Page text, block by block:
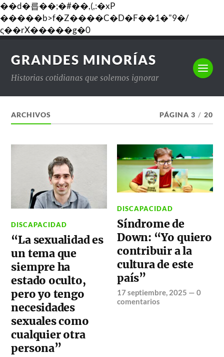
��d�릅��;�#��,(,:�xP
�����b>f�Z����C�D�F��1�"9�/
ς��rX�����g�0
GRANDES MINORÍAS
Historias cotidianas que solemos ignorar
ARCHIVOS PÁGINA 3 / 20
DISCAPACIDAD
“La sexualidad es
un tema que
siempre ha
estado oculto,
pero yo tengo
necesidades
sexuales como
cualquier otra
persona”
DISCAPACIDAD
Síndrome de
Down: “Yo quiero
contribuir a la
cultura de este
país”
17 septiembre, 2025 —0
comentarios